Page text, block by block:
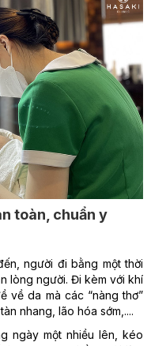
toàn, chuẩn y
người đi bằng một thời
lòng người. Đi kèm với khí
về da mà các “nàng thơ”
nhang, lão hóa sớm,....
ngày một nhiều lên, kéo